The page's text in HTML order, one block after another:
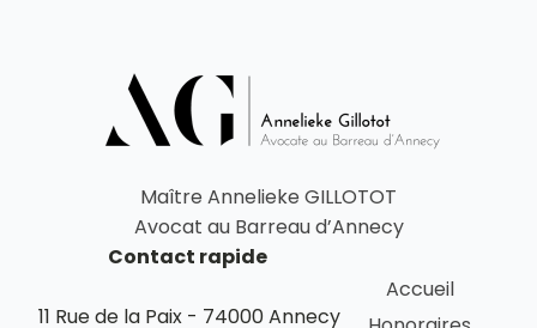
Maître Annelieke GILLOTOT
Avocat au Barreau d’Annecy
Contact rapide
11 Rue de la Paix - 74000 Annecy
Accueil